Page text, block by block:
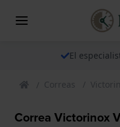
El
Correas
Correa Victorinox